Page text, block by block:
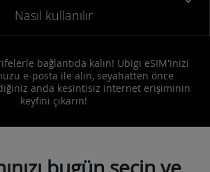
Nasıl kullanılır
bağlantıda kalın! Ubigi eSIM'inizi
e-posta ile alın, seyahatten önce
anda kesintisiz internet erişiminin
keyfini çıkarın!